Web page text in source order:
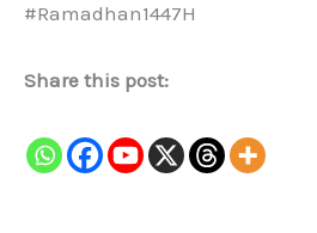
#Ramadhan1447H
Share this post: